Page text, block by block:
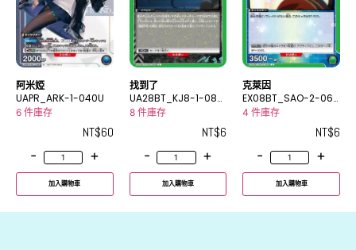
阿米婭
UAPR_ARK-1-040U
6 件庫存
NT$60
-
+
加入購物車
找到了
UA28BT_KJ8-1-080
C
8 件庫存
NT$6
-
+
加入購物車
克萊因
EX08BT_SAO-2-065
C
4 件庫存
NT$6
-
+
加入購物車